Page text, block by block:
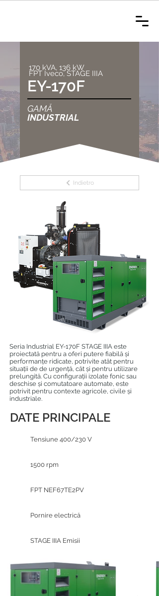
170 kVA, 136 kW
FPT Iveco, STAGE IIIA
EY-170F
GAMĂ
INDUSTRIAL
Indietro
Seria Industrial EY-170F STAGE IIIA este
proiectată pentru a oferi putere fiabilă și
performanțe ridicate, potrivite atât pentru
situații de de urgență, cât și pentru utilizare
prelungită. Cu configurații izolate fonic sau
deschise și comutatoare automate, este
potrivit pentru contexte agricole, civile și
industriale.
DATE PRINCIPALE
Tensiune 400/230 V
1500 rpm
FPT NEF67TE2PV
Pornire electrică
STAGE IIIA Emisii